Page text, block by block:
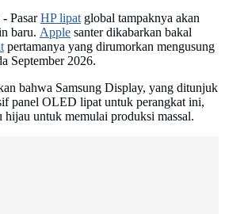
- PasarHP lipatglobal tampaknya akan
baru. Apple santer dikabarkan bakal
pertamanya yang dirumorkan mengusung
September 2026.
bahwa Samsung Display, yang ditunjuk
panel OLED lipat untuk perangkat ini,
hijau untuk memulai produksi massal.